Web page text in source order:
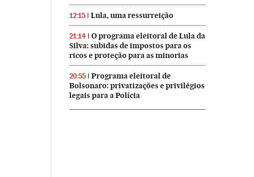
12:15 Lula, uma ressurreição
21:14
O programa eleitoral de Lula da
Silva: subidas de impostos para os
ricos e proteção para as minorias
20:55
Programa eleitoral de
Bolsonaro: privatizações e privilégios
legais para a Polícia